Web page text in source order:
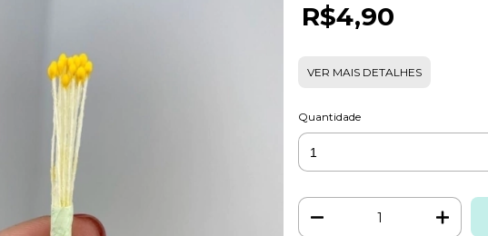
R$4,90
VER MAIS DETALHES
Quantidade